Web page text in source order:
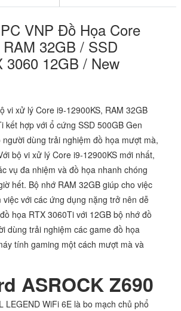
VNP Đồ Họa Core
32GB / SSD
3060 12GB / New
vi xử lý Core i9-12900KS, RAM 32GB
kết hợp với ổ cứng SSD 500GB Gen
dùng trải nghiệm đồ họa mượt mà,
bộ vi xử lý Core i9-12900KS mới nhất,
vụ đa nhiệm và đồ họa nhanh chóng
hết. Bộ nhớ RAM 32GB giúp cho việc
với các ứng dụng nặng trở nên dễ
họa RTX 3060Ti với 12GB bộ nhớ đồ
dùng trải nghiệm các game đồ họa
tính gaming một cách mượt mà và
ASROCK Z690
LEGEND WiFi 6E là bo mạch chủ phổ